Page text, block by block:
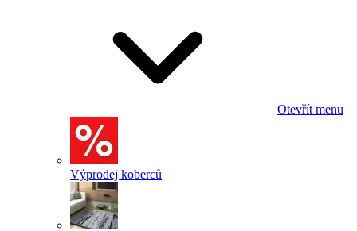
Otevřít menu
Výprodej koberců